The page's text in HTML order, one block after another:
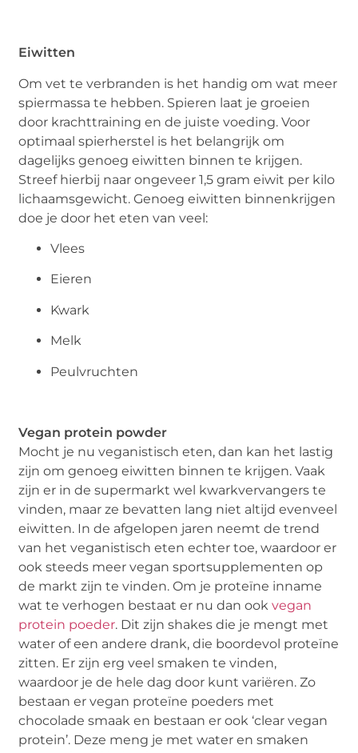
Eiwitten
Om vet te verbranden is het handig om wat meer
spiermassa te hebben. Spieren laat je groeien
door krachttraining en de juiste voeding. Voor
optimaal spierherstel is het belangrijk om
dagelijks genoeg eiwitten binnen te krijgen.
Streef hierbij naar ongeveer 1,5 gram eiwit per kilo
lichaamsgewicht. Genoeg eiwitten binnenkrijgen
doe je door het eten van veel:
Vlees
Eieren
Kwark
Melk
Peulvruchten
Vegan protein powder
Mocht je nu veganistisch eten, dan kan het lastig
zijn om genoeg eiwitten binnen te krijgen. Vaak
zijn er in de supermarkt wel kwarkvervangers te
vinden, maar ze bevatten lang niet altijd evenveel
eiwitten. In de afgelopen jaren neemt de trend
van het veganistisch eten echter toe, waardoor er
ook steeds meer vegan sportsupplementen op
de markt zijn te vinden. Om je proteïne inname
wat te verhogen bestaat er nu dan ookvegan
protein poeder. Dit zijn shakes die je mengt met
water of een andere drank, die boordevol proteïne
zitten. Er zijn erg veel smaken te vinden,
waardoor je de hele dag door kunt variëren. Zo
bestaan er vegan proteïne poeders met
chocolade smaak en bestaan er ook ‘clear vegan
protein’. Deze meng je met water en smaken